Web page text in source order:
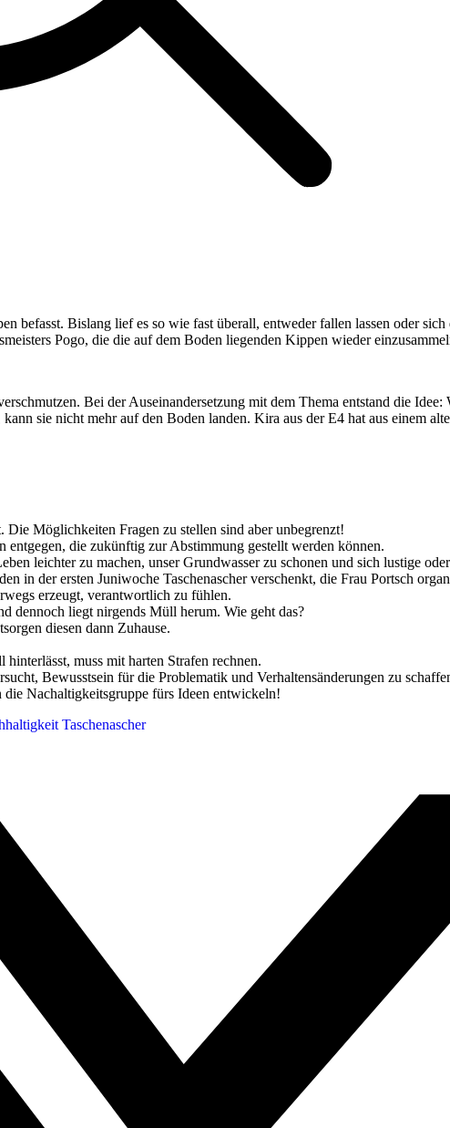
befasst. Bislang lief es so wie fast überall, entweder fallen lassen oder
Pogo, die die auf dem Boden liegenden Kippen wieder
Bei der Auseinandersetzung mit dem Thema entstand die
sie nicht mehr auf den Boden landen. Kira aus der E4 hat aus einem
Möglichkeiten Fragen zu stellen sind aber unbegrenzt!
die zukünftig zur Abstimmung gestellt werden können.
leichter zu machen, unser Grundwasser zu schonen und sich lustige
in der ersten Juniwoche Taschenascher verschenkt, die Frau Portsch
erzeugt, verantwortlich zu fühlen.
dennoch liegt nirgends Müll herum. Wie geht das?
diesen dann Zuhause.
muss mit harten Strafen rechnen.
Bewusstsein für die Problematik und Verhaltensänderungen zu
Nachaltigkeitsgruppe fürs Ideen entwickeln!
Taschenascher